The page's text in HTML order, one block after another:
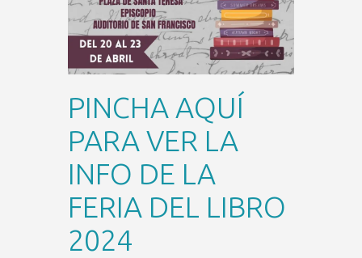
PINCHA AQUÍ
PARA VER LA
INFO DE LA
FERIA DEL LIBRO
2024